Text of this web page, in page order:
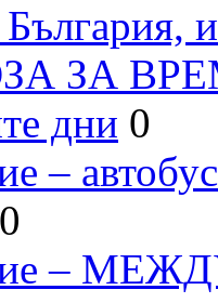
ЗА
дни 0
–
0
–